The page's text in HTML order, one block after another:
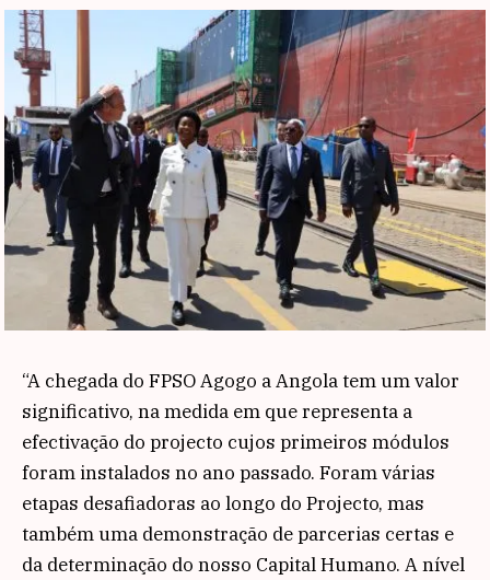
“A chegada do FPSO Agogo a Angola tem um valor
significativo, na medida em que representa a
efectivação do projecto cujos primeiros módulos
foram instalados no ano passado. Foram várias
etapas desafiadoras ao longo do Projecto, mas
também uma demonstração de parcerias certas e
da determinação do nosso Capital Humano. A nível